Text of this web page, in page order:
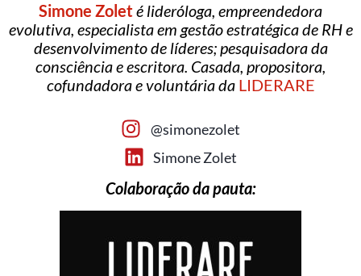
Simone Zoleté lideróloga, empreendedora
evolutiva, especialista em gestão estratégica de RH e
desenvolvimento de líderes; pesquisadora da
consciência e escritora. Casada, propositora,
cofundadora e voluntária da LIDERARE
@simonezolet
Simone Zolet
Colaboração da pauta: